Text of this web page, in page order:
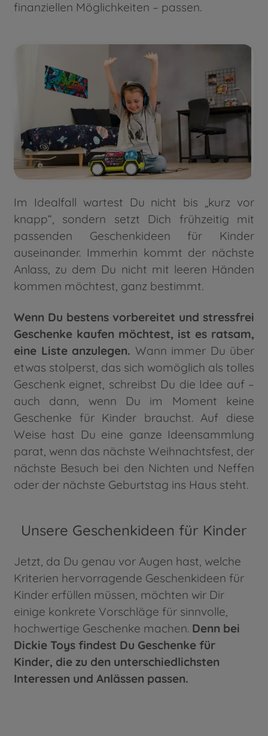
finanziellen Möglichkeiten – passen.
Im Idealfall wartest Du nicht bis „kurz vor
knapp“, sondern setzt Dich frühzeitig mit
passenden Geschenkideen für Kinder
auseinander. Immerhin kommt der nächste
Anlass, zu dem Du nicht mit leeren Händen
kommen möchtest, ganz bestimmt.
Wenn Du bestens vorbereitet und stressfrei
Geschenke kaufen möchtest, ist es ratsam,
eine Liste anzulegen. Wann immer Du über
etwas stolperst, das sich womöglich als tolles
Geschenk eignet, schreibst Du die Idee auf –
auch dann, wenn Du im Moment keine
Geschenke für Kinder brauchst. Auf diese
Weise hast Du eine ganze Ideensammlung
parat, wenn das nächste Weihnachtsfest, der
nächste Besuch bei den Nichten und Neffen
oder der nächste Geburtstag ins Haus steht.
Unsere Geschenkideen für Kinder
Jetzt, da Du genau vor Augen hast, welche
Kriterien hervorragende Geschenkideen für
Kinder erfüllen müssen, möchten wir Dir
einige konkrete Vorschläge für sinnvolle,
hochwertige Geschenke machen. Denn bei
Dickie Toys findest Du Geschenke für
Kinder, die zu den unterschiedlichsten
Interessen und Anlässen passen.